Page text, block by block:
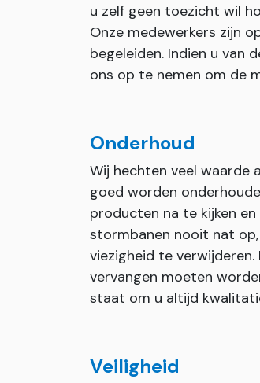
u zelf geen toezicht wil
Onze medewerkers zijn
begeleiden. Indien u van
ons op te nemen om de
Onderhoud
Wij hechten veel waarde
goed worden
producten na te kijken
stormbanen nooit nat
viezigheid te
vervangen moeten
staat om u altijd
Veiligheid